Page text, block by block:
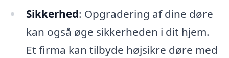
Sikkerhed: Opgradering af dine døre
kan også øge sikkerheden i dit hjem.
Et firma kan tilbyde højsikre døre med